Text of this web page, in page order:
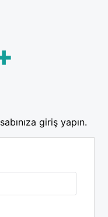
giriş yapın.